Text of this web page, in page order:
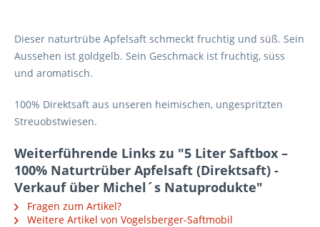
Dieser naturtrübe Apfelsaft schmeckt fruchtig und süß. Sein
Aussehen ist goldgelb. Sein Geschmack ist fruchtig, süss
und aromatisch.
100% Direktsaft aus unseren heimischen, ungespritzten
Streuobstwiesen.
Weiterführende Links zu "5 Liter Saftbox –
100% Naturtrüber Apfelsaft (Direktsaft) -
Verkauf über Michel´s Natuprodukte"
Fragen zum Artikel?
Weitere Artikel von Vogelsberger-Saftmobil